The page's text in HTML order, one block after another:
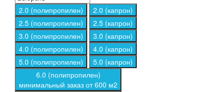
2.0 (полипропилен)
2.0 (капрон)
2.5 (полипропилен)
2.5 (капрон)
3.0 (полипропилен)
3.0 (капрон)
4.0 (полипропилен)
4.0 (капрон)
5.0 (полипропилен)
5.0 (капрон)
6.0 (полипропилен)
минимальный заказ от 600 м2